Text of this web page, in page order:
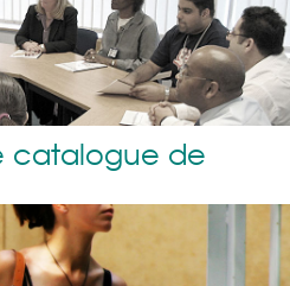
catalogue de